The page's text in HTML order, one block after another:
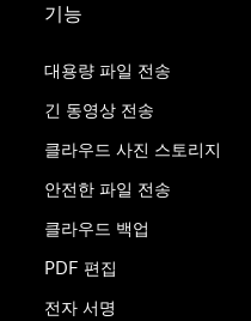
기능
대용량 파일 전송
긴 동영상 전송
클라우드 사진 스토리지
안전한 파일 전송
클라우드 백업
PDF 편집
전자 서명